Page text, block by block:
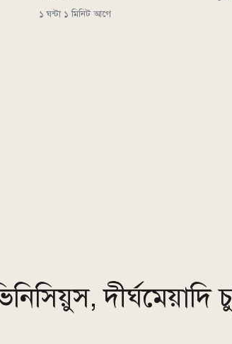
১ ঘন্টা ১ মিনিট আগে
দীর্ঘমেয়াদি